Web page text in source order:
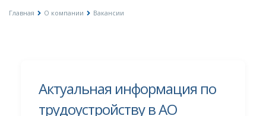
Главная О компании Вакансии
Актуальная информация по
трудоустройству в АО